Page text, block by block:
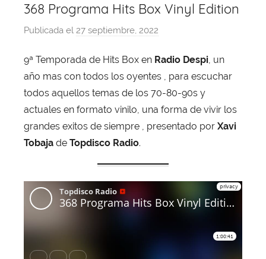
368 Programa Hits Box Vinyl Edition
Publicada el 27 septiembre, 2022
r
X
a
v
i
a
j
9ª Temporada de Hits Box en Radio Despi, un
año mas con todos los oyentes , para escuchar
todos aquellos temas de los 70-80-90s y
actuales en formato vinilo, una forma de vivir los
grandes exitos de siempre , presentado por Xavi
Tobaja de Topdisco Radio.